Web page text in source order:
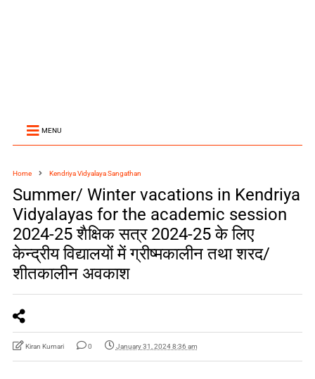
MENU
Home Kendriya Vidyalaya Sangathan
Summer/ Winter vacations in Kendriya
Vidyalayas for the academic session
2024-25 शैक्षिक सत्र 2024-25 के लिए
केन्द्रीय विद्यालयों में ग्रीष्मकालीन तथा शरद/
शीतकालीन अवकाश
Kiran Kumari 0 January 31, 2024 8:36 am